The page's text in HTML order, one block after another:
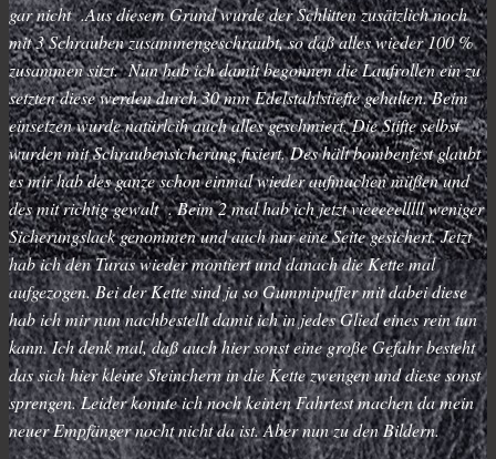
gar nicht .Aus diesem Grund wurde der Schlitten zusätzlich noch
mit 3 Schrauben zusammengeschraubt, so daß alles wieder 100 %
zusammen sitzt. Nun hab ich damit begonnen die Laufrollen ein zu
setzten diese werden durch 30 mm Edelstahlstiefte gehalten. Beim
einsetzen wurde natürlcih auch alles geschmiert. Die Stifte selbst
wurden mit Schraubensicherung fixiert. Des hält bombenfest glaubt
es mir hab des ganze schon einmal wieder aufmachen müßen und
des mit richtig gewalt . Beim 2 mal hab ich jetzt vieeeeelllll weniger
Sicherungslack genommen und auch nur eine Seite gesichert. Jetzt
hab ich den Turas wieder montiert und danach die Kette mal
aufgezogen. Bei der Kette sind ja so Gummipuffer mit dabei diese
hab ich mir nun nachbestellt damit ich in jedes Glied eines rein tun
kann. Ich denk mal, daß auch hier sonst eine große Gefahr besteht
das sich hier kleine Steinchern in die Kette zwengen und diese sonst
sprengen. Leider konnte ich noch keinen Fahrtest machen da mein
neuer Empfänger nocht nicht da ist. Aber nun zu den Bildern.